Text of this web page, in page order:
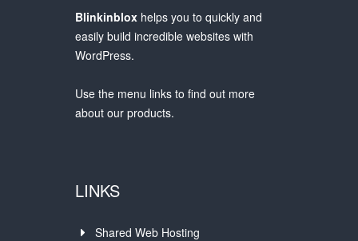
Blinkinblox helps you to quickly and
easily build incredible websites with
WordPress.
Use the menu links to find out more
about our products.
LINKS
Shared Web Hosting